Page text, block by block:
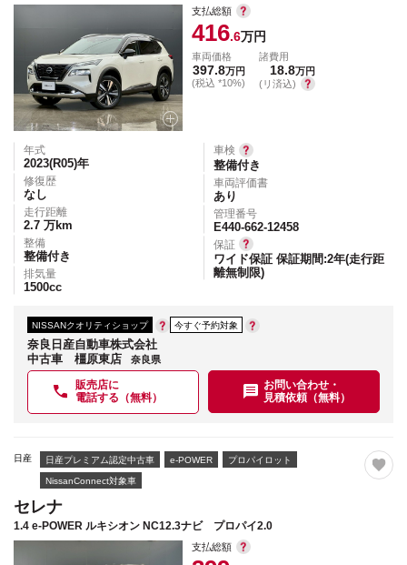
支払総額
416.6万円
車両価格
397.8万円
(税込 *10%)
諸費用
18.8万円
(リ済込)
年式
2023(R05)年
修復歴
なし
走行距離
2.7 万km
整備
整備付き
排気量
1500cc
車検
整備付き
車両評価書
あり
管理番号
E440-662-12458
保証
ワイド保証 保証期間:2年(走行距
離無制限)
NISSANクオリティショップ 今すぐ予約対象
奈良日産自動車株式会社
中古車 橿原東店
奈良県
販売店に
電話する（無料）
お問い合わせ・
見積依頼（無料）
日産 日産プレミアム認定中古車 e-POWER プロパイロット
NissanConnect対象車
セレナ
1.4 e-POWER ルキシオン NC12.3ナビ プロパイ2.0
支払総額